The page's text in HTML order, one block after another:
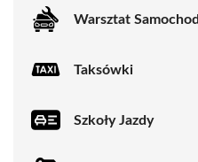
Warsztat
Taksówki
Szkoły Jazdy